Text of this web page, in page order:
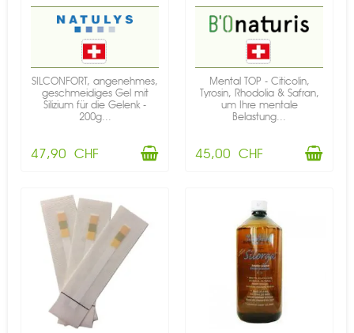
SILCONFORT, angenehmes,
geschmeidiges Gel mit
Silizium für die Gelenk -
200g...
47,90 CHF
Mental TOP - Citicolin,
Tyrosin, Rhodolia & Safran,
um Ihre mentale
Belastung...
45,00 CHF